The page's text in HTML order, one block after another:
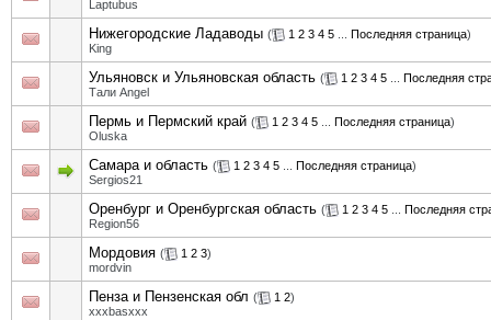
Laptubus
Нижегородские Ладаводы ( 1 2 3 4 5 Последняя страница)
King
Ульяновск и Ульяновская область ( 1 2 3 4 5
Последняя
Тали Angel
Пермь и Пермский край ( 1 2 3 4 5 Последняя страница)
Oluska
Самара и область ( 1 2 3 4 5 Последняя страница)
Sergios21
Оренбург и Оренбургская область ( 1 2 3 4 5
Последняя
Region56
Мордовия ( 1 2 3)
mordvin
Пенза и Пензенская обл ( 1 2)
xxxbasxxx